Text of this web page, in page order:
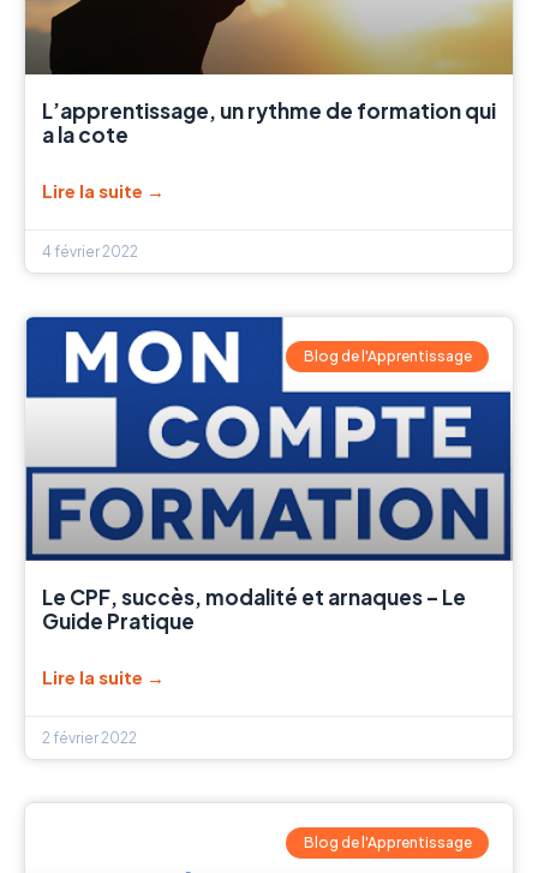
L’apprentissage, un rythme de formation qui
a la cote
Lire la suite →
4 février 2022
Blog de l'Apprentissage
Le CPF, succès, modalité et arnaques – Le
Guide Pratique
Lire la suite →
2 février 2022
Blog de l'Apprentissage